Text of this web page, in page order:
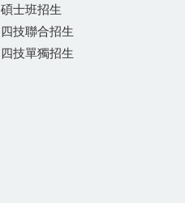
碩士班招生
四技聯合招生
四技單獨招生